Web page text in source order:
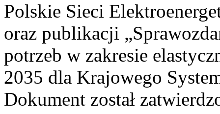
Polskie Sieci
oraz publikacji
potrzeb w zakresie
2035 dla Krajowego
Dokument został